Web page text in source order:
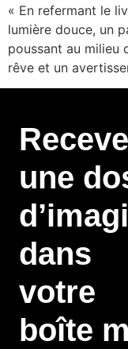
« En refermant le
lumière douce, un
poussant au milieu
rêve et un
une
dans
votre
boîte